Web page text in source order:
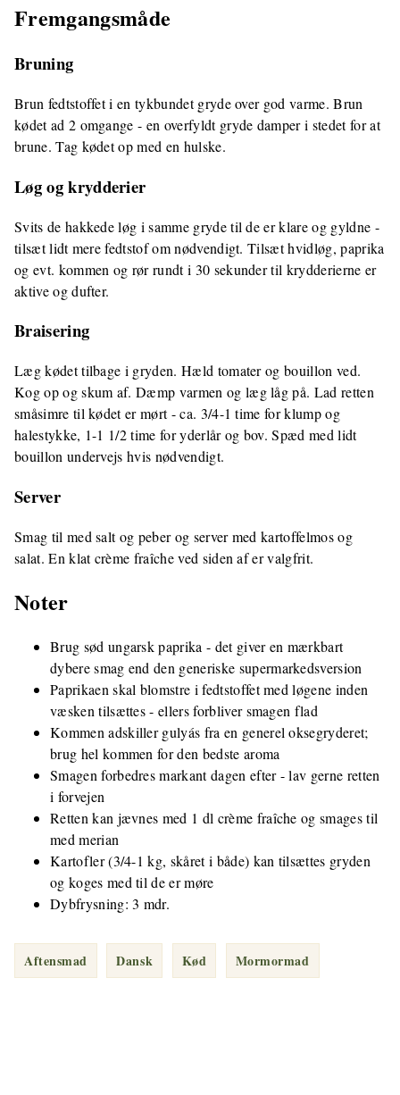
Fremgangsmåde
Bruning
Brun fedtstoffet i en tykbundet gryde over god varme. Brun
kødet ad 2 omgange - en overfyldt gryde damper i stedet for at
brune. Tag kødet op med en hulske.
Løg og krydderier
Svits de hakkede løg i samme gryde til de er klare og gyldne -
tilsæt lidt mere fedtstof om nødvendigt. Tilsæt hvidløg, paprika
og evt. kommen og rør rundt i 30 sekunder til krydderierne er
aktive og dufter.
Braisering
Læg kødet tilbage i gryden. Hæld tomater og bouillon ved.
Kog op og skum af. Dæmp varmen og læg låg på. Lad retten
småsimre til kødet er mørt - ca. 3/4-1 time for klump og
halestykke, 1-1 1/2 time for yderlår og bov. Spæd med lidt
bouillon undervejs hvis nødvendigt.
Server
Smag til med salt og peber og server med kartoffelmos og
salat. En klat crème fraîche ved siden af er valgfrit.
Noter
Brug sød ungarsk paprika - det giver en mærkbart
dybere smag end den generiske supermarkedsversion
Paprikaen skal blomstre i fedtstoffet med løgene inden
væsken tilsættes - ellers forbliver smagen flad
Kommen adskiller gulyás fra en generel oksegryderet;
brug hel kommen for den bedste aroma
Smagen forbedres markant dagen efter - lav gerne retten
i forvejen
Retten kan jævnes med 1 dl crème fraîche og smages til
med merian
Kartofler (3/4-1 kg, skåret i både) kan tilsættes gryden
og koges med til de er møre
Dybfrysning: 3 mdr.
Aftensmad Dansk Kød Mormormad